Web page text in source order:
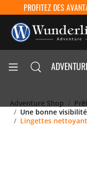
PROFITEZ DES
Adventure Shop
Une bonne
Lingettes